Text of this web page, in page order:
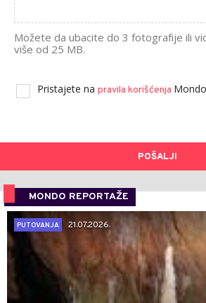
Možete da ubacite do 3 fotografije ili
više od 25 MB.
Pristajete na pravila korišćenja
POŠALJI
MONDO REPORTAŽE
PUTOVANJA
21.07.2026.